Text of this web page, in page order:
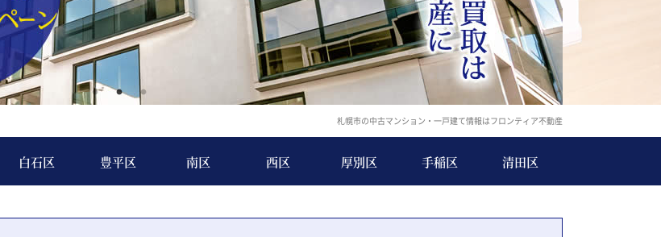
札幌市の中古マンション・一戸建て情報はフロンティア不動産
白石区 豊平区 南区 西区 厚別区 手稲区 清田区